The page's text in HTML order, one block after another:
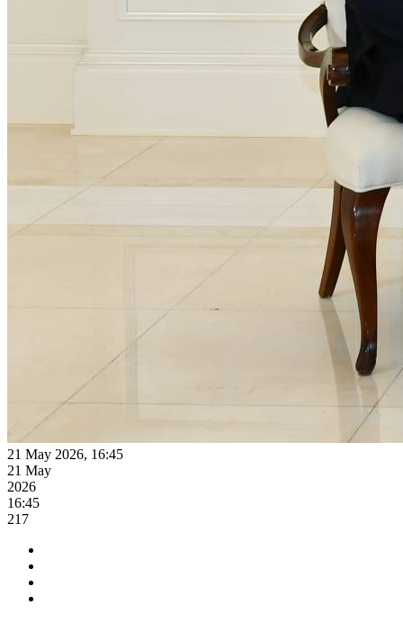
21 May 2026, 16:45
21 May
2026
16:45
217